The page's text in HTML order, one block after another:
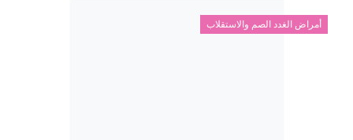
أمراض الغدد الصم والاستقلاب